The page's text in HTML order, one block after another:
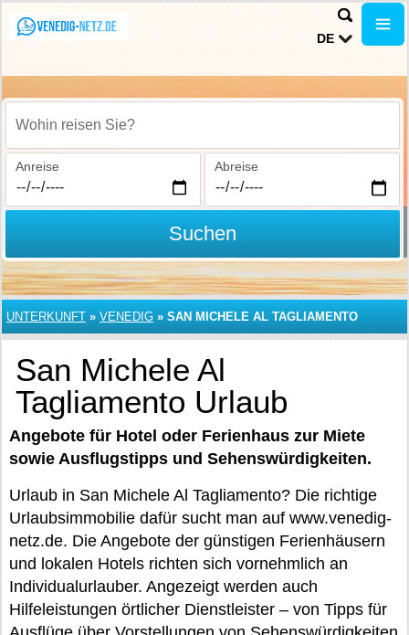
DE
Wohin reisen Sie?
Anreise Abreise
Suchen
UNTERKUNFT » VENEDIG » SAN MICHELE AL TAGLIAMENTO
San Michele Al
Tagliamento Urlaub
Angebote für Hotel oder Ferienhaus zur Miete
sowie Ausflugstipps und Sehenswürdigkeiten.
Urlaub in San Michele Al Tagliamento? Die richtige
Urlaubsimmobilie dafür sucht man auf www.venedig-
netz.de. Die Angebote der günstigen Ferienhäusern
und lokalen Hotels richten sich vornehmlich an
Individualurlauber. Angezeigt werden auch
Hilfeleistungen örtlicher Dienstleister – von Tipps für